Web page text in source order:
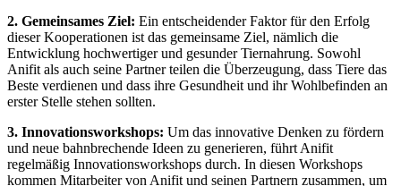
2. Gemeinsames Ziel: Ein entscheidender Faktor für den Erfolg
dieser Kooperationen ist ⁤das ⁤gemeinsame Ziel, nämlich die
‌Entwicklung hochwertiger und gesunder Tiernahrung. Sowohl
Anifit als auch seine Partner⁣ teilen die Überzeugung, dass Tiere das
Beste verdienen und dass ihre⁢ Gesundheit und ihr Wohlbefinden an
erster ⁣Stelle stehen sollten.
3. Innovationsworkshops: Um das innovative ⁢Denken zu fördern
und neue bahnbrechende Ideen zu generieren, führt Anifit
⁤regelmäßig Innovationsworkshops durch. In diesen Workshops
kommen ​Mitarbeiter von Anifit und seinen Partnern zusammen, um